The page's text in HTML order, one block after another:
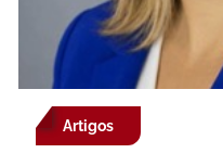
Artigos